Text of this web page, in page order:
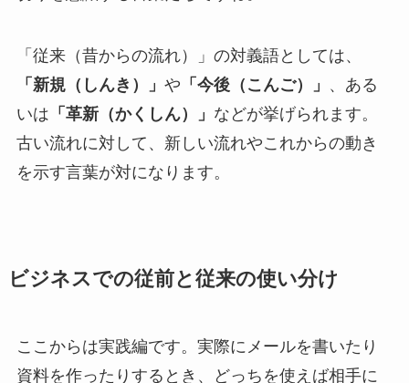
「従来（昔からの流れ）」の対義語としては、
「新規（しんき）」 や 「今後（こんご）」 、ある
いは 「革新（かくしん）」 などが挙げられます。
古い流れに対して、新しい流れやこれからの動き
を示す言葉が対になります。
ビジネスでの従前と従来の使い分け
ここからは実践編です。実際にメールを書いたり
資料を作ったりするとき、どっちを使えば相手に